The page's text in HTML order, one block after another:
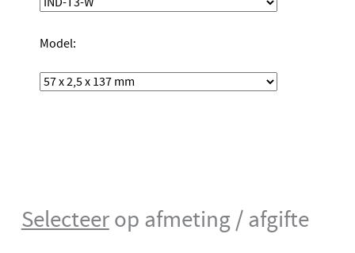
Model:
Selecteerop afmeting / afgifte